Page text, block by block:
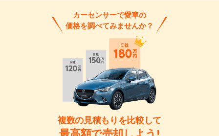
カーセンサーで愛車の
価格を調べてみませんか？
複数の見積もりを比較して